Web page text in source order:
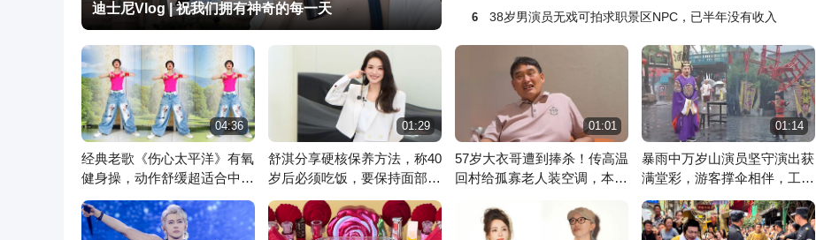
易立竞追问韩红：筹款难不找企业？你不是华录百纳大股东吗【逛吃青岛】台东5家美食合集！整根笔管大锅贴，牛肉汉堡夯爆了
迪士尼Vlog | 祝我们拥有神奇的每一天 周润发山顶豪宅1.6亿求售，四年降价6000万，依旧无人问津
Baby13岁旧照曝光，素颜青涩已是美人胚子，原生五官打脸整容争议
6 38岁男演员无戏可拍求职景区NPC，已半年没有收入
04:36
经典老歌《伤心太平洋》有氧
健身操，动作舒缓超适合中老
年人
01:29
舒淇分享硬核保养方法，称40
岁后必须吃饭，要保持面部不
干瘪
01:01
57岁大衣哥遭到捧杀！传高温
回村给孤寡老人装空调，本人
01:14
暴雨中万岁山演员坚守演出获
满堂彩，游客撑伞相伴，工作
人员回应
文心一言 讯飞星火 魔音工坊